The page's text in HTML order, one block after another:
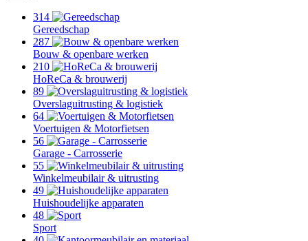
314
Gereedschap
287
Bouw & openbare werken
210
HoReCa & brouwerij
89
Overslaguitrusting & logistiek
64
Voertuigen & Motorfietsen
56
Garage - Carrosserie
55
Winkelmeubilair & uitrusting
49
Huishoudelijke apparaten
48
Sport